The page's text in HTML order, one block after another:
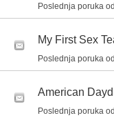
Poslednja poruka od
My First Sex
Poslednja poruka od
American
Poslednja poruka od